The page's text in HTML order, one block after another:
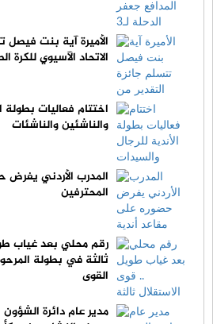
الأميرة آية بنت فيصل
الاتحاد الآسيوي للكرة
اختتام فعاليات بطولة
والناشئين والناشئات
المدرب الأردني يفرض
المحترفين
رقم محلي بعد غياب
ثالثة في بطولة
القوى
‏مدير عام دائرة